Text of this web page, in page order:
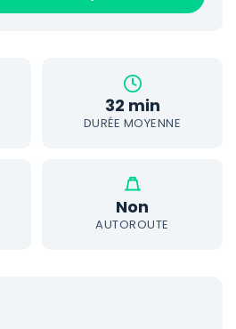
32 min
DURÉE MOYENNE
Non
AUTOROUTE